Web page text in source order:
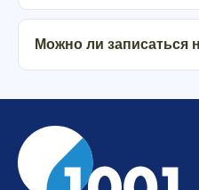
Можно ли записаться